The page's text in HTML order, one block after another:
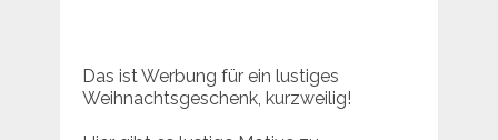
Das ist Werbung für ein lustiges
Weihnachtsgeschenk, kurzweilig!